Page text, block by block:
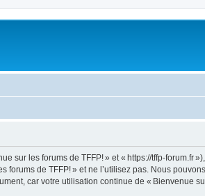
sur les forums de TFFP! » et « https://tffp-forum.fr
de TFFP! » et ne l’utilisez pas. Nous
car votre utilisation continue de « Bienvenue